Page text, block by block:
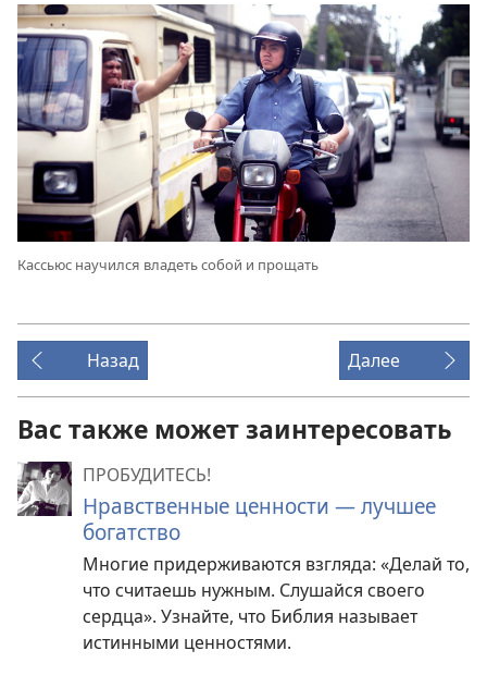
Кассьюс научился владеть собой и прощать
Назад Далее
Вас также может заинтересовать
ПРОБУДИТЕСЬ!
Нравственные ценности — лучшее
богатство
Многие придерживаются взгляда: «Делай то,
что считаешь нужным. Слушайся своего
сердца». Узнайте, что Библия называет
истинными ценностями.